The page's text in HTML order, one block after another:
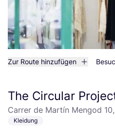
Zur Route hinzufügen
The Circular
Carrer de Martín Mengod
Kleidung